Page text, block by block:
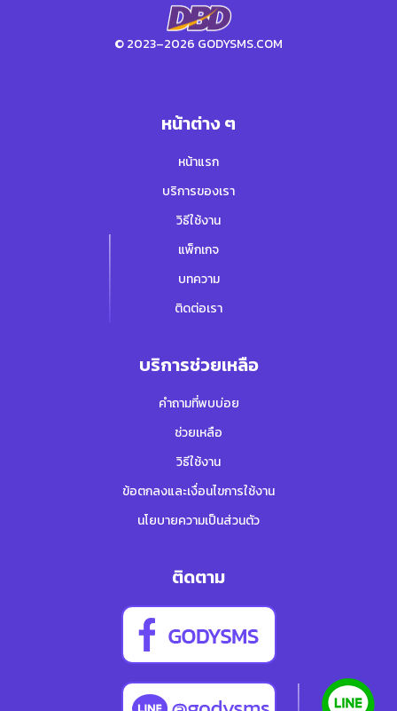
© 2023–2026 GODYSMS.COM
หน้าต่าง ๆ
หน้าแรก
บริการของเรา
วิธีใช้งาน
แพ็กเกจ
บทความ
ติดต่อเรา
บริการช่วยเหลือ
คำถามที่พบบ่อย
ช่วยเหลือ
วิธีใช้งาน
ข้อตกลงและเงื่อนไขการใช้งาน
นโยบายความเป็นส่วนตัว
ติดตาม